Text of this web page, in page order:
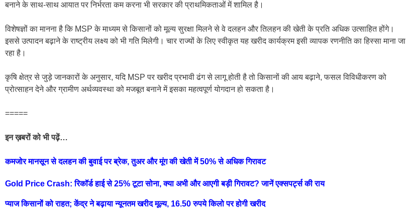
बनाने के साथ-साथ आयात पर निर्भरता कम करना भी सरकार की प्राथमिकताओं में शामिल है।
विशेषज्ञों का मानना है कि MSP के माध्यम से किसानों को मूल्य सुरक्षा मिलने से वे दलहन और तिलहन की खेती के प्रति अधिक उत्साहित होंगे।
इससे उत्पादन बढ़ाने के राष्ट्रीय लक्ष्य को भी गति मिलेगी। चार राज्यों के लिए स्वीकृत यह खरीद कार्यक्रम इसी व्यापक रणनीति का हिस्सा माना जा
रहा है।
कृषि क्षेत्र से जुड़े जानकारों के अनुसार, यदि MSP पर खरीद प्रभावी ढंग से लागू होती है तो किसानों की आय बढ़ाने, फसल विविधीकरण को
प्रोत्साहन देने और ग्रामीण अर्थव्यवस्था को मजबूत बनाने में इसका महत्वपूर्ण योगदान हो सकता है।
=====
इन ख़बरों को भी पढ़ें…
कमजोर मानसून से दलहन की बुवाई पर ब्रेक, तुअर और मूंग की खेती में 50% से अधिक गिरावट
Gold Price Crash: रिकॉर्ड हाई से 25% टूटा सोना, क्या अभी और आएगी बड़ी गिरावट? जानें एक्सपर्ट्स की राय
प्याज किसानों को राहत; केंद्र ने बढ़ाया न्यूनतम खरीद मूल्य, 16.50 रुपये किलो पर होगी खरीद